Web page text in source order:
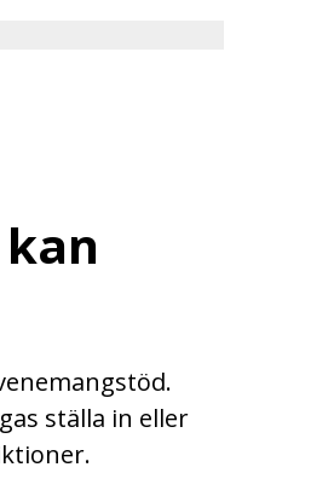
ställa in eller